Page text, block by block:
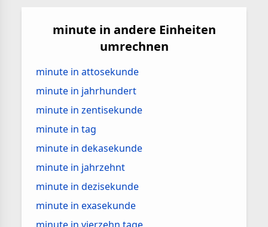
minute in andere Einheiten
umrechnen
minute in attosekunde
minute in jahrhundert
minute in zentisekunde
minute in tag
minute in dekasekunde
minute in jahrzehnt
minute in dezisekunde
minute in exasekunde